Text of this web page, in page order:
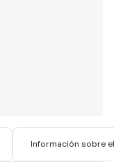
Información sobre